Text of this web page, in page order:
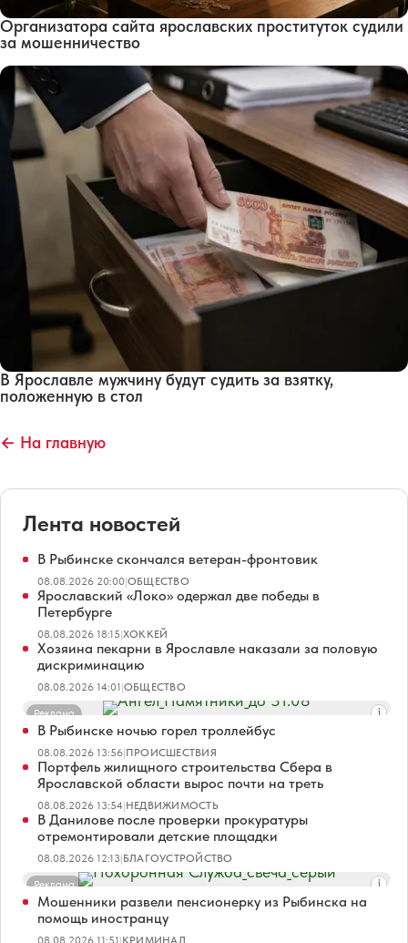
Организатора сайта ярославских проституток судили
за мошенничество
В Ярославле мужчину будут судить за взятку,
положенную в стол
← На главную
Лента новостей
В Рыбинске скончался ветеран-фронтовик
08.08.2026 20:00|ОБЩЕСТВО
Ярославский «Локо» одержал две победы в
Петербурге
08.08.2026 18:15|ХОККЕЙ
Хозяина пекарни в Ярославле наказали за половую
дискриминацию
08.08.2026 14:01|ОБЩЕСТВО
Реклама
В Рыбинске ночью горел троллейбус
08.08.2026 13:56|ПРОИСШЕСТВИЯ
Портфель жилищного строительства Сбера в
Ярославской области вырос почти на треть
08.08.2026 13:54|НЕДВИЖИМОСТЬ
В Данилове после проверки прокуратуры
отремонтировали детские площадки
08.08.2026 12:13|БЛАГОУСТРОЙСТВО
Реклама
Мошенники развели пенсионерку из Рыбинска на
помощь иностранцу